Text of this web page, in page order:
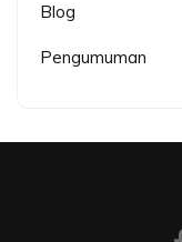
Blog
Pengumuman